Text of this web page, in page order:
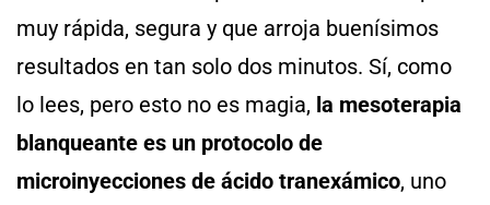
muy rápida, segura y que arroja buenísimos
resultados en tan solo dos minutos. Sí, como
lo lees, pero esto no es magia, la mesoterapia
blanqueante es un protocolo de
microinyecciones de ácido tranexámico, uno